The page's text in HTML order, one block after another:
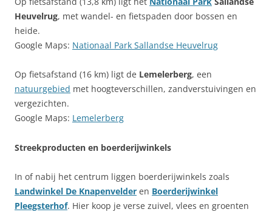
Heuvelrug, met wandel- en fietspaden door bossen en
heide.
Google Maps: Nationaal Park Sallandse Heuvelrug
Op fietsafstand (16 km) ligt de Lemelerberg, een
natuurgebied met hoogteverschillen, zandverstuivingen en
vergezichten.
Google Maps: Lemelerberg
Streekproducten en boerderijwinkels
In of nabij het centrum liggen boerderijwinkels zoals
Landwinkel De Knapenvelder en Boerderijwinkel
Pleegsterhof. Hier koop je verse zuivel, vlees en groenten